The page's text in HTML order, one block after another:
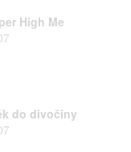
High Me
do divočiny